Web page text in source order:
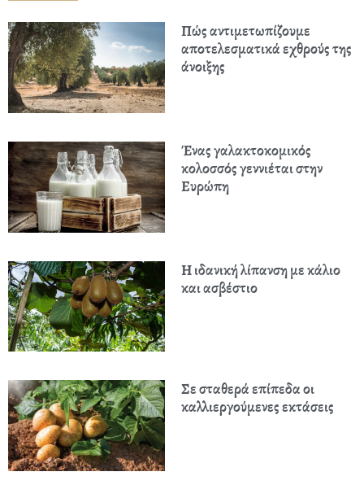
Πώς αντιμετωπίζουμε
αποτελεσματικά εχθρούς της
άνοιξης
Ένας γαλακτοκομικός
κολοσσός γεννιέται στην
Ευρώπη
Η ιδανική λίπανση με κάλιο
και ασβέστιο
Σε σταθερά επίπεδα οι
καλλιεργούμενες εκτάσεις